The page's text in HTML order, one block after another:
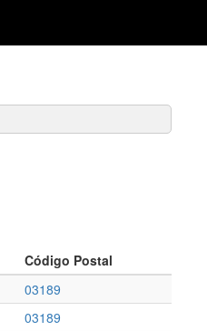
Código Postal
03189
03189